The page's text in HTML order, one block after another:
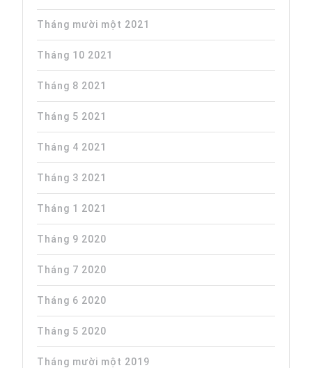
Tháng mười một 2021
Tháng 10 2021
Tháng 8 2021
Tháng 5 2021
Tháng 4 2021
Tháng 3 2021
Tháng 1 2021
Tháng 9 2020
Tháng 7 2020
Tháng 6 2020
Tháng 5 2020
Tháng mười một 2019